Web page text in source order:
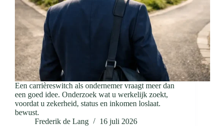
Een carrièreswitch als ondernemer vraagt meer dan
een goed idee. Onderzoek wat u werkelijk zoekt,
voordat u zekerheid, status en inkomen loslaat.
bewust.
Frederik de Lang
16 juli 2026